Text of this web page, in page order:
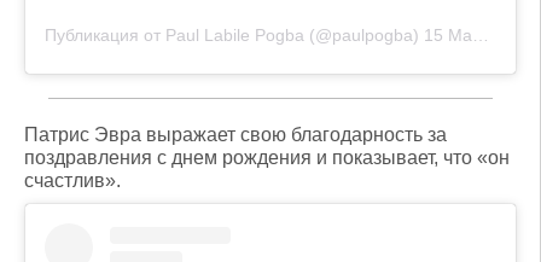
Публикация от Paul Labile Pogba (@paulpogba) 15 Май 2019 в 3:56 PDT
Патрис Эвра выражает свою благодарность за
поздравления с днем рождения и показывает, что «он
счастлив».